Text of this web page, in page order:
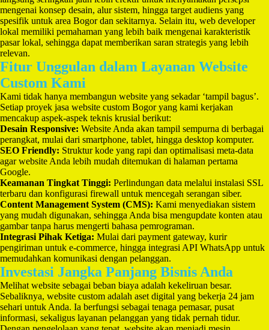
mengenai konsep desain, alur sistem, hingga target audiens yang
spesifik untuk area Bogor dan sekitarnya. Selain itu, web developer
lokal memiliki pemahaman yang lebih baik mengenai karakteristik
pasar lokal, sehingga dapat memberikan saran strategis yang lebih
relevan.
Fitur Unggulan dalam Layanan Website
Custom Kami
Kami tidak hanya membangun website yang sekadar ‘tampil bagus’.
Setiap proyek jasa website custom Bogor yang kami kerjakan
mencakup aspek-aspek teknis krusial berikut:
Desain Responsive: Website Anda akan tampil sempurna di berbagai
perangkat, mulai dari smartphone, tablet, hingga desktop komputer.
SEO Friendly: Struktur kode yang rapi dan optimalisasi meta-data
agar website Anda lebih mudah ditemukan di halaman pertama
Google.
Keamanan Tingkat Tinggi: Perlindungan data melalui instalasi SSL
terbaru dan konfigurasi firewall untuk mencegah serangan siber.
Content Management System (CMS): Kami menyediakan sistem
yang mudah digunakan, sehingga Anda bisa mengupdate konten atau
gambar tanpa harus mengerti bahasa pemrograman.
Integrasi Pihak Ketiga: Mulai dari payment gateway, kurir
pengiriman untuk e-commerce, hingga integrasi API WhatsApp untuk
memudahkan komunikasi dengan pelanggan.
Investasi Jangka Panjang Bisnis Anda
Melihat website sebagai beban biaya adalah kekeliruan besar.
Sebaliknya, website custom adalah aset digital yang bekerja 24 jam
sehari untuk Anda. Ia berfungsi sebagai tenaga pemasar, pusat
informasi, sekaligus layanan pelanggan yang tidak pernah tidur.